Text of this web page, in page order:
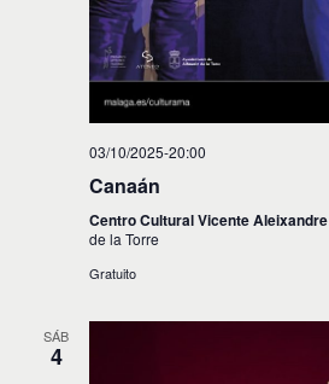
03/10/2025-20:00
Canaán
Centro Cultural Vicente Aleixandre
de la Torre
Gratuito
SÁB
4